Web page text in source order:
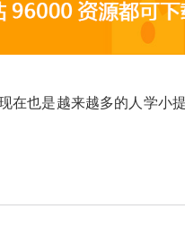
在也是越来越多的人学小